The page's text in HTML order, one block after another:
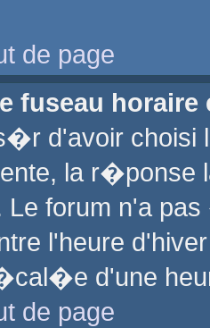
de page
fuseau horaire
d'avoir choisi
la r�ponse
forum n'a
l'heure
d'une
de page